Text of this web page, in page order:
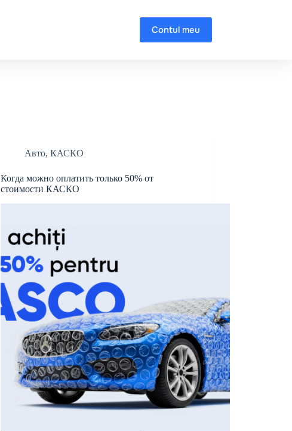
Contul meu
Авто,КАСКО
Когда можно оплатить только 50% от
стоимости КАСКО